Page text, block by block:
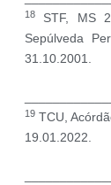
18
STF, MS
Sepúlveda
31.10.2001.
19 TCU,
19.01.2022.